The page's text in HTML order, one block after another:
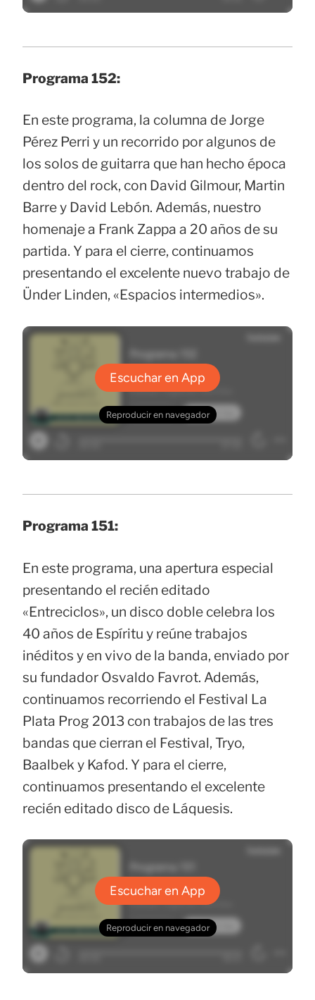
Programa 152:
En este programa, la columna de Jorge
Pérez Perri y un recorrido por algunos de
los solos de guitarra que han hecho época
dentro del rock, con David Gilmour, Martin
Barre y David Lebón. Además, nuestro
homenaje a Frank Zappa a 20 años de su
partida. Y para el cierre, continuamos
presentando el excelente nuevo trabajo de
Ünder Linden, «Espacios intermedios».
Programa 151:
En este programa, una apertura especial
presentando el recién editado
«Entreciclos», un disco doble celebra los
40 años de Espíritu y reúne trabajos
inéditos y en vivo de la banda, enviado por
su fundador Osvaldo Favrot. Además,
continuamos recorriendo el Festival La
Plata Prog 2013 con trabajos de las tres
bandas que cierran el Festival, Tryo,
Baalbek y Kafod. Y para el cierre,
continuamos presentando el excelente
recién editado disco de Láquesis.